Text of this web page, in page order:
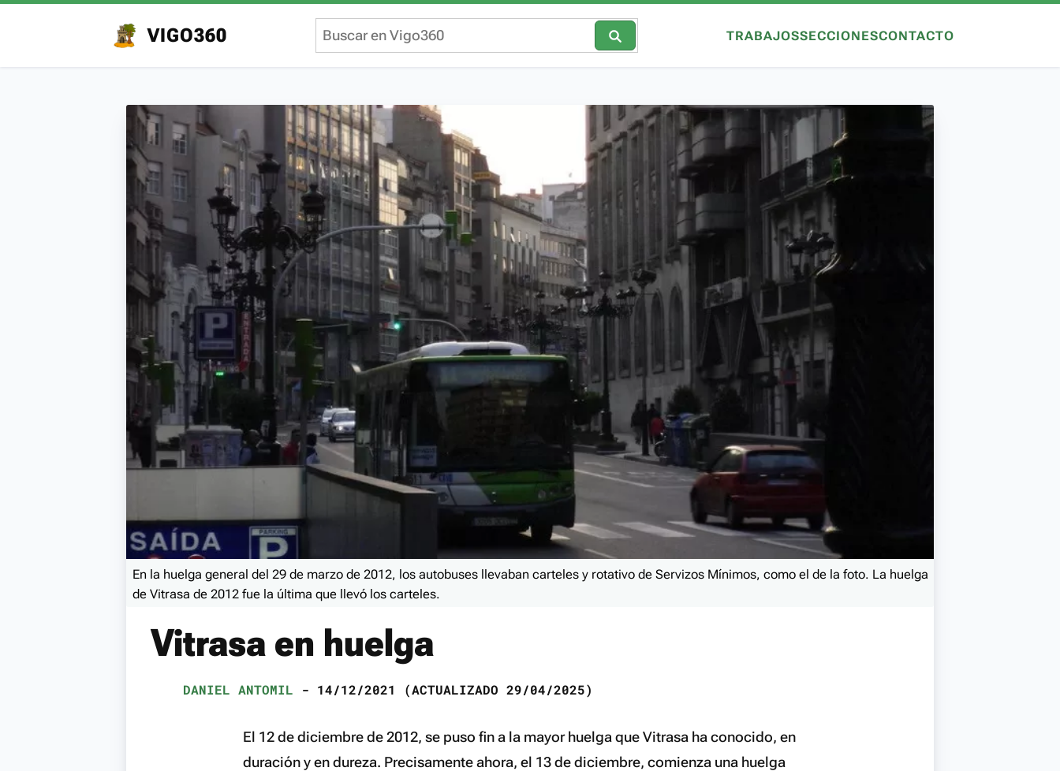
VIGO360 TRABAJOSSECCIONESCONTACTO
En la huelga general del 29 de marzo de 2012, los autobuses llevaban carteles y rotativo de Servizos Mínimos, como el de la foto. La huelga
de Vitrasa de 2012 fue la última que llevó los carteles.
Vitrasa en huelga
DANIEL ANTOMIL - 14/12/2021 (ACTUALIZADO 29/04/2025)
El 12 de diciembre de 2012, se puso fin a la mayor huelga que Vitrasa ha conocido, en
duración y en dureza. Precisamente ahora, el 13 de diciembre, comienza una huelga